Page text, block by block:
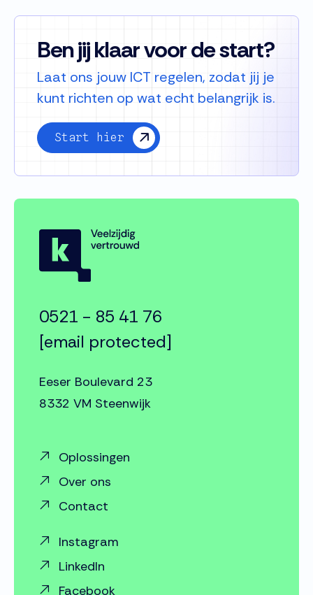
Ben jij klaar voor de start?
Laat ons jouw ICT regelen, zodat jij je
kunt richten op wat echt belangrijk is.
Start hier
0521 - 85 41 76
[email protected]
Eeser Boulevard 23
8332 VM Steenwijk
Oplossingen
Over ons
Contact
Instagram
LinkedIn
Facebook